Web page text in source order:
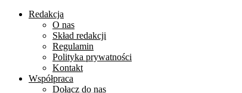
Redakcja
O nas
Skład redakcji
Regulamin
Polityka prywatności
Kontakt
Współpraca
Dołącz do nas